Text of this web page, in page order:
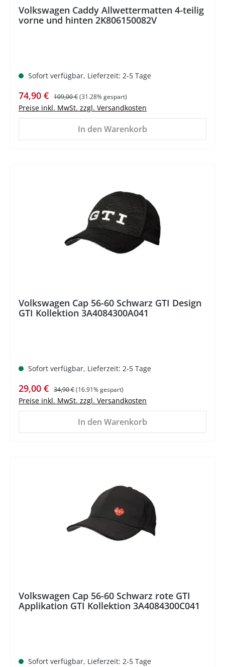
Volkswagen Caddy Allwettermatten 4-teilig
vorne und hinten 2K806150082V
Sofort verfügbar, Lieferzeit: 2-5 Tage
Verkaufspreis:
74,90 € Regulärer Preis:
109,00 €(31.28% gespart)
Preise inkl. MwSt. zzgl. Versandkosten
In den Warenkorb
Volkswagen Cap 56-60 Schwarz GTI Design
GTI Kollektion 3A4084300A041
Sofort verfügbar, Lieferzeit: 2-5 Tage
Verkaufspreis:
29,00 € Regulärer Preis:
34,90 €(16.91% gespart)
Preise inkl. MwSt. zzgl. Versandkosten
In den Warenkorb
Volkswagen Cap 56-60 Schwarz rote GTI
Applikation GTI Kollektion 3A4084300C041
Sofort verfügbar, Lieferzeit: 2-5 Tage